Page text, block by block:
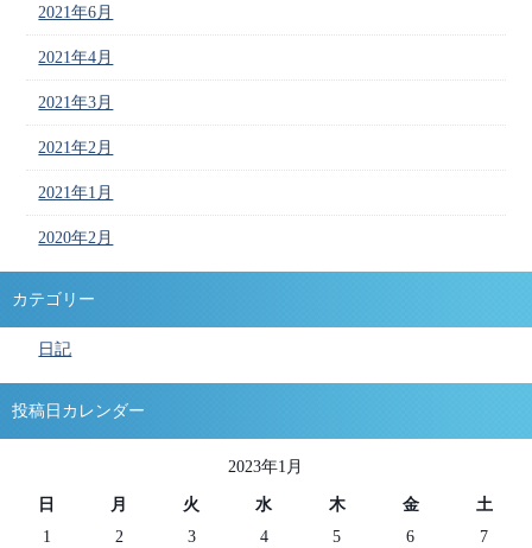
2021年6月
2021年4月
2021年3月
2021年2月
2021年1月
2020年2月
カテゴリー
日記
投稿日カレンダー
2023年1月
日 月 火 水 木 金
土
1
2 3 4 5 6 7